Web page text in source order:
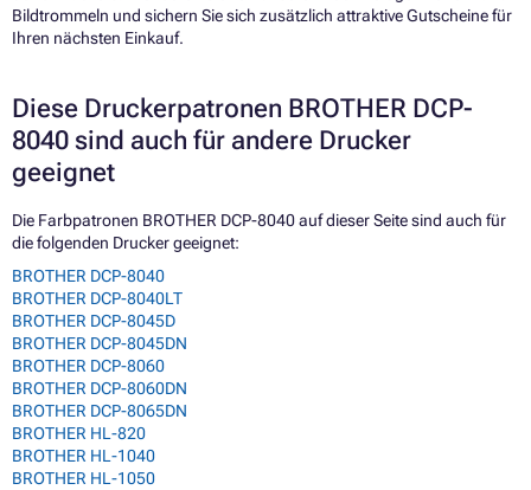
Bildtrommeln und sichern Sie sich zusätzlich attraktive Gutscheine für
Ihren nächsten Einkauf.
Diese Druckerpatronen BROTHER DCP-
8040 sind auch für andere Drucker
geeignet
Die Farbpatronen BROTHER DCP-8040 auf dieser Seite sind auch für
die folgenden Drucker geeignet:
BROTHER DCP-8040
BROTHER DCP-8040LT
BROTHER DCP-8045D
BROTHER DCP-8045DN
BROTHER DCP-8060
BROTHER DCP-8060DN
BROTHER DCP-8065DN
BROTHER HL-820
BROTHER HL-1040
BROTHER HL-1050